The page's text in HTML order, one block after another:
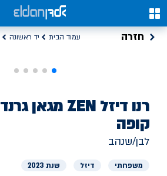
0
חזרה עמוד הבית יד ראשונה
רכב
יד
ראשונה
רנו
דיזל ZEN מגאן גרנד
קופה
ק"מלבן/שנהב
משפחתי דיזל שנת 2023